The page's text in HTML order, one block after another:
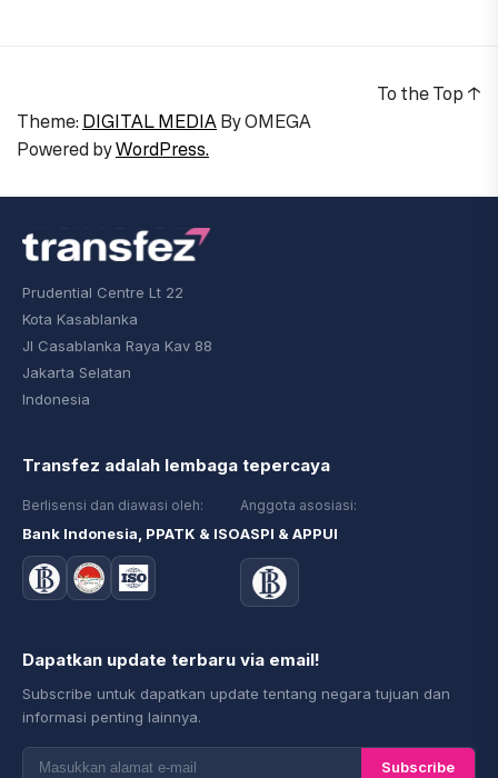
Theme: DIGITAL MEDIAByOMEGA
Powered byWordPress.
To the Top ↑
Prudential Centre Lt 22
Kota Kasablanka
Jl Casablanka Raya Kav 88
Jakarta Selatan
Indonesia
Transfez adalah lembaga tepercaya
Berlisensi dan diawasi oleh:
Bank Indonesia, PPATK & ISO
Anggota asosiasi:
ASPI & APPUI
Dapatkan update terbaru via email!
Subscribe untuk dapatkan update tentang negara tujuan dan
informasi penting lainnya.
Subscribe